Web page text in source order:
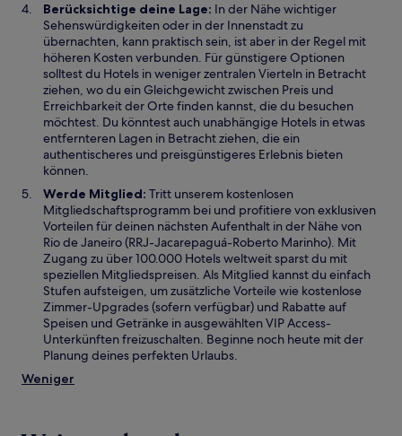
Berücksichtige deine Lage: In der Nähe wichtiger
Sehenswürdigkeiten oder in der Innenstadt zu
übernachten, kann praktisch sein, ist aber in der Regel mit
höheren Kosten verbunden. Für günstigere Optionen
solltest du Hotels in weniger zentralen Vierteln in Betracht
ziehen, wo du ein Gleichgewicht zwischen Preis und
Erreichbarkeit der Orte finden kannst, die du besuchen
möchtest. Du könntest auch unabhängige Hotels in etwas
entfernteren Lagen in Betracht ziehen, die ein
authentischeres und preisgünstigeres Erlebnis bieten
können.
Werde Mitglied: Tritt unserem kostenlosen
Mitgliedschaftsprogramm bei und profitiere von exklusiven
Vorteilen für deinen nächsten Aufenthalt in der Nähe von
Rio de Janeiro (RRJ-Jacarepaguá-Roberto Marinho). Mit
Zugang zu über 100.000 Hotels weltweit sparst du mit
speziellen Mitgliedspreisen. Als Mitglied kannst du einfach
Stufen aufsteigen, um zusätzliche Vorteile wie kostenlose
Zimmer-Upgrades (sofern verfügbar) und Rabatte auf
Speisen und Getränke in ausgewählten VIP Access-
Unterkünften freizuschalten. Beginne noch heute mit der
Planung deines perfekten Urlaubs.
Weniger